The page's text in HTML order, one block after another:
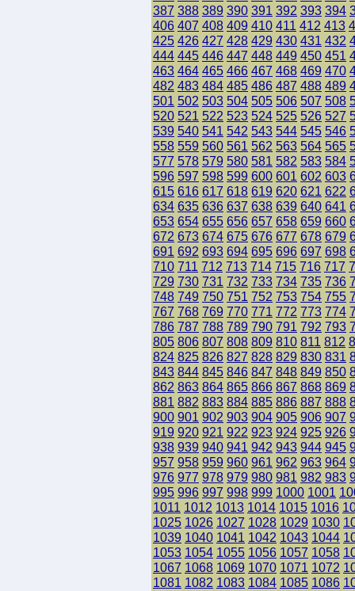
387 388 389 390 391 392 393 394
406 407 408 409 410 411 412 413
425 426 427 428 429 430 431 432
444 445 446 447 448 449 450 451
463 464 465 466 467 468 469 470
482 483 484 485 486 487 488 489
501 502 503 504 505 506 507 508
520 521 522 523 524 525 526 527
539 540 541 542 543 544 545 546
558 559 560 561 562 563 564 565
577 578 579 580 581 582 583 584
596 597 598 599 600 601 602 603
615 616 617 618 619 620 621 622
634 635 636 637 638 639 640 641
653 654 655 656 657 658 659 660
672 673 674 675 676 677 678 679
691 692 693 694 695 696 697 698
710 711 712 713 714 715 716 717
729 730 731 732 733 734 735 736
748 749 750 751 752 753 754 755
767 768 769 770 771 772 773 774
786 787 788 789 790 791 792 793
805 806 807 808 809 810 811 812
824 825 826 827 828 829 830 831
843 844 845 846 847 848 849 850
862 863 864 865 866 867 868 869
881 882 883 884 885 886 887 888
900 901 902 903 904 905 906 907
919 920 921 922 923 924 925 926
938 939 940 941 942 943 944 945
957 958 959 960 961 962 963 964
976 977 978 979 980 981 982 983
995 996 997 998 999 1000 1001
1011 1012 1013 1014 1015 1016
1025 1026 1027 1028 1029 1030
1039 1040 1041 1042 1043 1044
1053 1054 1055 1056 1057 1058
1067 1068 1069 1070 1071 1072
1081 1082 1083 1084 1085 1086